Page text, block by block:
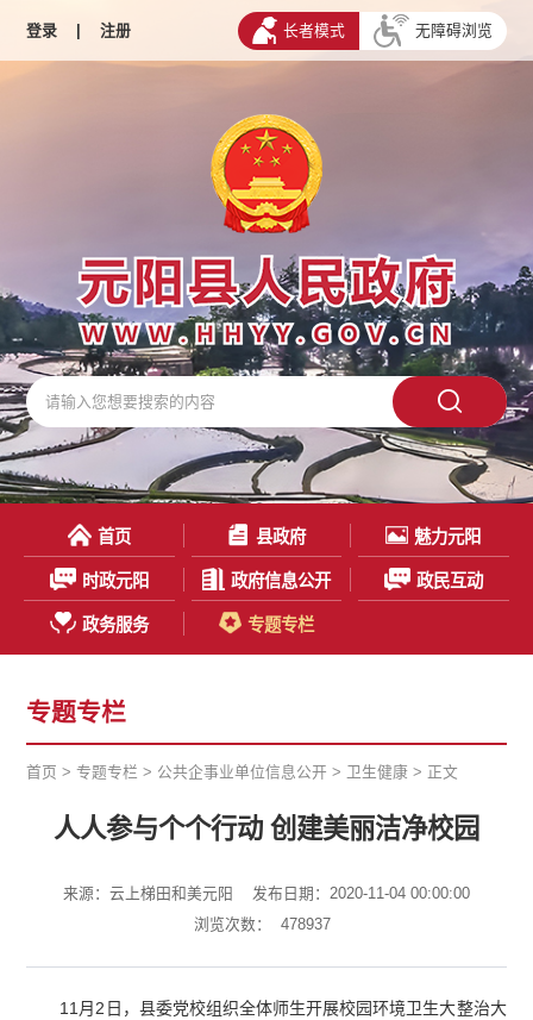
登录 | 注册 长者模式 无障碍浏览
首页 县政府 魅力元阳
时政元阳 政府信息公开 政民互动
政务服务 专题专栏
专题专栏
首页 >专题专栏 > 公共企事业单位信息公开 > 卫生健康 > 正文
人人参与个个行动 创建美丽洁净校园
来源：云上梯田和美元阳
发布日期：2020-11-04 00:00:00
浏览次数：
478937
11月2日，县委党校组织全体师生开展校园环境卫生大整治大